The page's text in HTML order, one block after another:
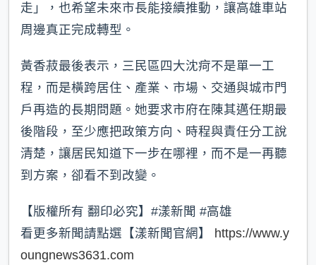
走」，也希望未來市長能接續推動，讓高雄車站
周邊真正完成轉型。
黃香菽最後表示，三民區四大沈疴不是單一工
程，而是橫跨居住、產業、市場、交通與城市門
戶再造的長期問題。她要求市府在陳其邁任期最
後階段，至少應把政策方向、時程與責任分工說
清楚，讓居民知道下一步在哪裡，而不是一再聽
到方案，卻看不到改變。
【版權所有 翻印必究】#漾新聞 #高雄
看更多新聞請點選【漾新聞官網】 https://www.y
oungnews3631.com